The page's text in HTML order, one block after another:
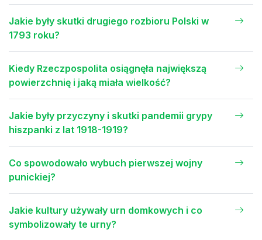
Jakie były skutki drugiego rozbioru Polski w
1793 roku?
Kiedy Rzeczpospolita osiągnęła największą
powierzchnię i jaką miała wielkość?
Jakie były przyczyny i skutki pandemii grypy
hiszpanki z lat 1918-1919?
Co spowodowało wybuch pierwszej wojny
punickiej?
Jakie kultury używały urn domkowych i co
symbolizowały te urny?